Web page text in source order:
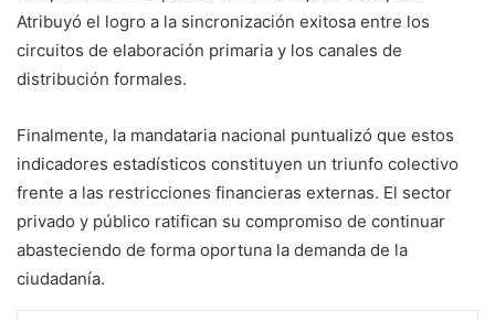
Atribuyó el logro a la sincronización exitosa entre los
circuitos de elaboración primaria y los canales de
distribución formales.
Finalmente, la mandataria nacional puntualizó que estos
indicadores estadísticos constituyen un triunfo colectivo
frente a las restricciones financieras externas. El sector
privado y público ratifican su compromiso de continuar
abasteciendo de forma oportuna la demanda de la
ciudadanía.